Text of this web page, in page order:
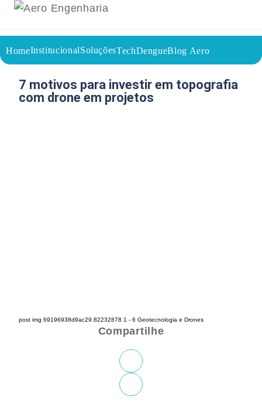
HomeInstitucionalSoluçõesTechDengueBlog Aero
18/05/2026
Voltar a página inicial do blog
7 motivos para investir em topografia
com drone em projetos
post img 69196938d9ac29.82232878 1 - 6 Geotecnologia e Drones
Compartilhe